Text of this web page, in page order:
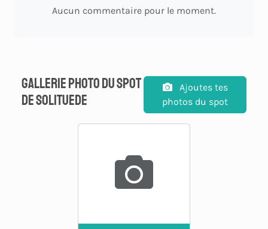
Aucun commentaire pour le moment.
Gallerie photo du spot
de solituede
Ajoutes tes
photos du spot